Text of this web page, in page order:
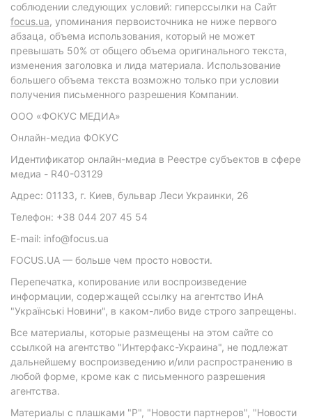
соблюдении следующих условий: гиперссылки на Сайт
focus.ua, упоминания первоисточника не ниже первого
абзаца, объема использования, который не может
превышать 50% от общего объема оригинального текста,
изменения заголовка и лида материала. Использование
большего объема текста возможно только при условии
получения письменного разрешения Компании.
ООО «ФОКУС МЕДИА»
Онлайн-медиа ФОКУС
Идентификатор онлайн-медиа в Реестре субъектов в сфере
медиа - R40-03129
Адрес: 01133, г. Киев, бульвар Леси Украинки, 26
Телефон: +38 044 207 45 54
E-mail: info@focus.ua
FOCUS.UA — больше чем просто новости.
Перепечатка, копирование или воспроизведение
информации, содержащей ссылку на агентство ИнА
"Українські Новини", в каком-либо виде строго запрещены.
Все материалы, которые размещены на этом сайте со
ссылкой на агентство "Интерфакс-Украина", не подлежат
дальнейшему воспроизведению и/или распространению в
любой форме, кроме как с письменного разрешения
агентства.
Материалы с плашками "Р", "Новости партнеров", "Новости